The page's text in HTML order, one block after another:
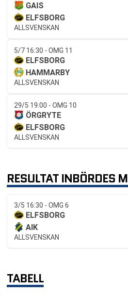
GAIS
ELFSBORG
ALLSVENSKAN
5/7 16:30 - OMG 11
ELFSBORG
HAMMARBY
ALLSVENSKAN
29/5 19:00 - OMG 10
ÖRGRYTE
ELFSBORG
ALLSVENSKAN
RESULTAT INBÖRDES
3/5 16:30 - OMG 6
ELFSBORG
AIK
ALLSVENSKAN
TABELL